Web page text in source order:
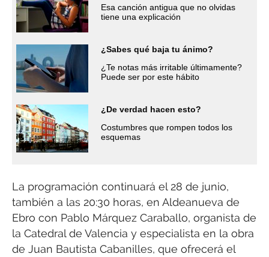
Esa canción antigua que no olvidas
tiene una explicación
¿Sabes qué baja tu ánimo?
¿Te notas más irritable últimamente?
Puede ser por este hábito
¿De verdad hacen esto?
Costumbres que rompen todos los
esquemas
La programación continuará el 28 de junio,
también a las 20:30 horas, en Aldeanueva de
Ebro con Pablo Márquez Caraballo, organista de
la Catedral de Valencia y especialista en la obra
de Juan Bautista Cabanilles, que ofrecerá el